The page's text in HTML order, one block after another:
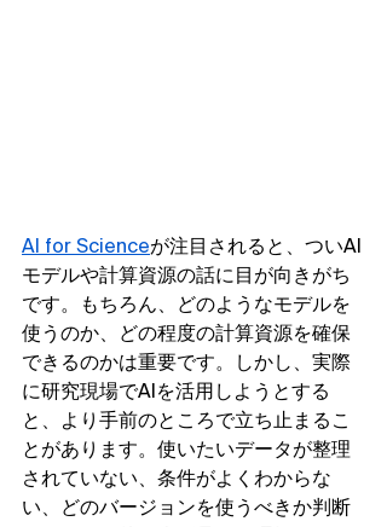
AI for Scienceが注目されると、ついAI
モデルや計算資源の話に目が向きがち
です。もちろん、どのようなモデルを
使うのか、どの程度の計算資源を確保
できるのかは重要です。しかし、実際
に研究現場でAIを活用しようとする
と、より手前のところで立ち止まるこ
とがあります。使いたいデータが整理
されていない、条件がよくわからな
い、どのバージョンを使うべきか判断